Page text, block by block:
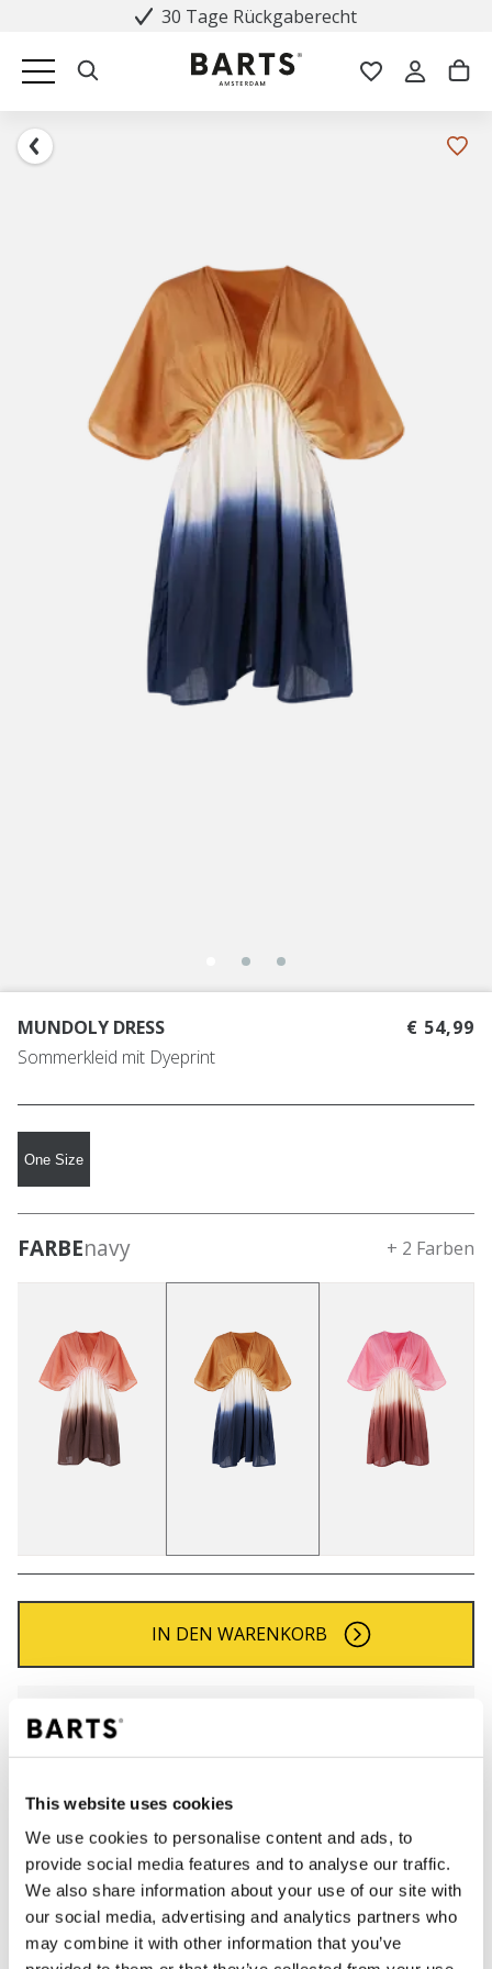
This website uses cookies
We use cookies to personalise content and ads, to
provide social media features and to analyse our traffic.
We also share information about your use of our site with
our social media, advertising and analytics partners who
may combine it with other information that you’ve
30 Tage Rückgaberecht
MUNDOLY DRESS
Sommerkleid mit Dyeprint
€ 54,99
One Size
FARBEnavy + 2 Farben
IN DEN WARENKORB
Bestellungen, die vor 12 Uhr MEZ (Montag bis
Freitag) bei uns eingehen, werden noch am selben
Tag versandt
innerhalb Deutschland
30 Tage Rückgaberecht
BESCHREIBUNG